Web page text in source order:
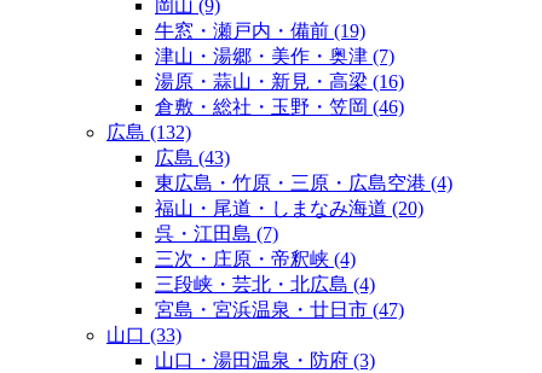
岡山 (9)
牛窓・瀬戸内・備前 (19)
津山・湯郷・美作・奥津 (7)
湯原・蒜山・新見・高梁 (16)
倉敷・総社・玉野・笠岡 (46)
広島 (132)
広島 (43)
東広島・竹原・三原・広島空港 (4)
福山・尾道・しまなみ海道 (20)
呉・江田島 (7)
三次・庄原・帝釈峡 (4)
三段峡・芸北・北広島 (4)
宮島・宮浜温泉・廿日市 (47)
山口 (33)
山口・湯田温泉・防府 (3)